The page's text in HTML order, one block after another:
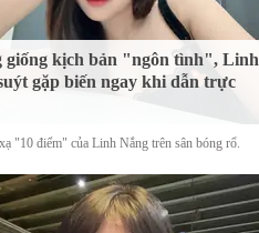
giống kịch bản "ngôn tình", Linh
gặp biến ngay khi dẫn trực
"10 điểm" của Linh Nắng trên sân bóng rổ.